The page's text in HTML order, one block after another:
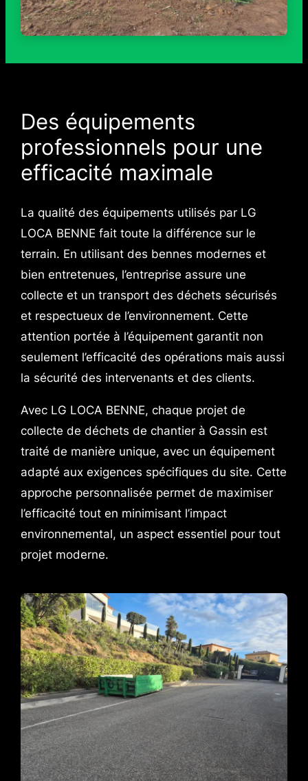
Des équipements
professionnels pour une
efficacité maximale
La qualité des équipements utilisés par LG
LOCA BENNE fait toute la différence sur le
terrain. En utilisant des bennes modernes et
bien entretenues, l’entreprise assure une
collecte et un transport des déchets sécurisés
et respectueux de l’environnement. Cette
attention portée à l’équipement garantit non
seulement l’efficacité des opérations mais aussi
la sécurité des intervenants et des clients.
Avec LG LOCA BENNE, chaque projet de
collecte de déchets de chantier à Gassin est
traité de manière unique, avec un équipement
adapté aux exigences spécifiques du site. Cette
approche personnalisée permet de maximiser
l’efficacité tout en minimisant l’impact
environnemental, un aspect essentiel pour tout
projet moderne.